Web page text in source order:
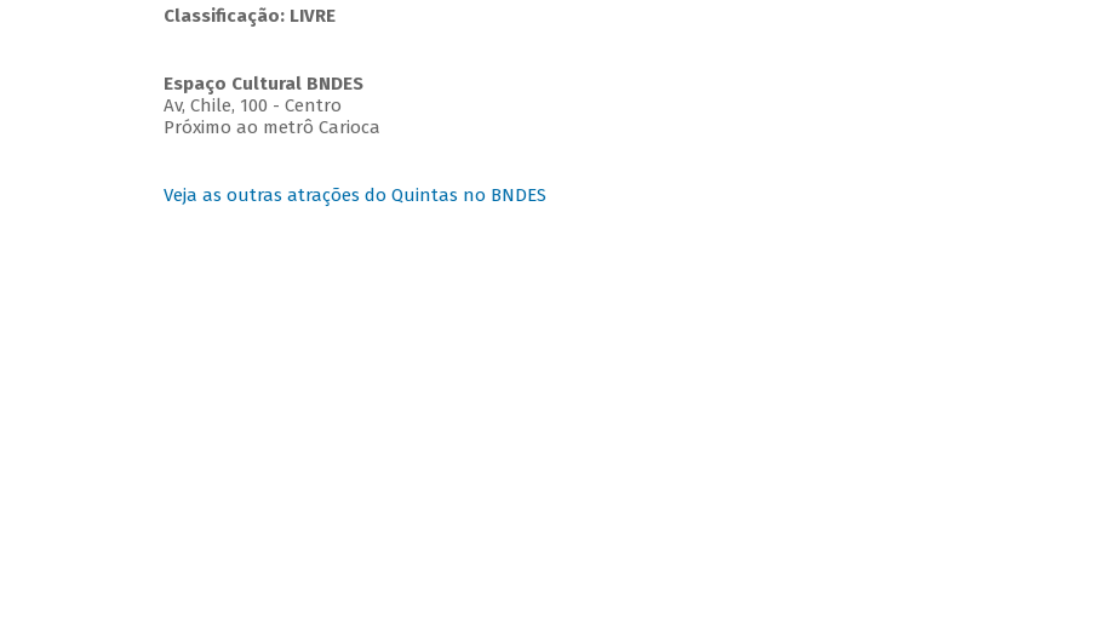
Classificação: LIVRE
Espaço Cultural BNDES
Av, Chile, 100 - Centro
Próximo ao metrô Carioca
Veja as outras atrações do Quintas no BNDES